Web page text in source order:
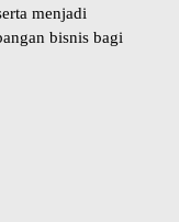
menjadi
bisnis bagi